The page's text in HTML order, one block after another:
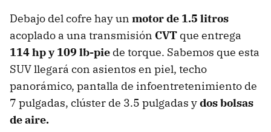
Debajo del cofre hay un motor de 1.5 litros
acoplado a una transmisión CVT que entrega
114 hp y 109 lb-pie de torque. Sabemos que esta
SUV llegará con asientos en piel, techo
panorámico, pantalla de infoentretenimiento de
7 pulgadas, clúster de 3.5 pulgadas ydos bolsas
de aire.